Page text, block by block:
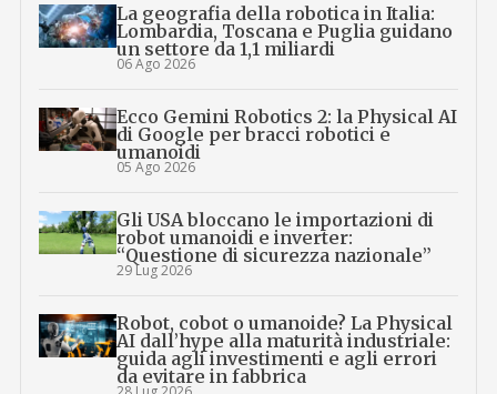
La geografia della robotica in Italia:
Lombardia, Toscana e Puglia guidano
un settore da 1,1 miliardi
06 Ago 2026
Ecco Gemini Robotics 2: la Physical AI
di Google per bracci robotici e
umanoidi
05 Ago 2026
Gli USA bloccano le importazioni di
robot umanoidi e inverter:
“Questione di sicurezza nazionale”
29 Lug 2026
Robot, cobot o umanoide? La Physical
AI dall’hype alla maturità industriale:
guida agli investimenti e agli errori
da evitare in fabbrica